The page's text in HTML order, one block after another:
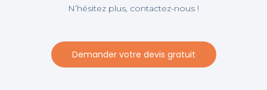
N’hésitez plus, contactez-nous !
Demander votre devis gratuit